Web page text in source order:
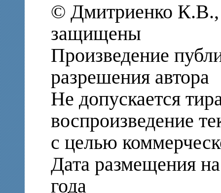
© Дмитриенко К.В.,
защищены
Произведение
разрешения автора
Не допускается
воспроизведение
с целью
Дата размещения
года